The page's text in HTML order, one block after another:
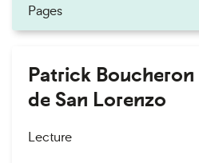
Pages
Patrick
de San Lorenzo
Lecture